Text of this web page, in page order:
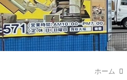
ホーム